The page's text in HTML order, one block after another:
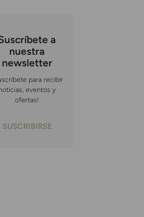
a
nuestra
newsletter
para recibir
eventos y
ofertas!
SUSCRIBIRSE